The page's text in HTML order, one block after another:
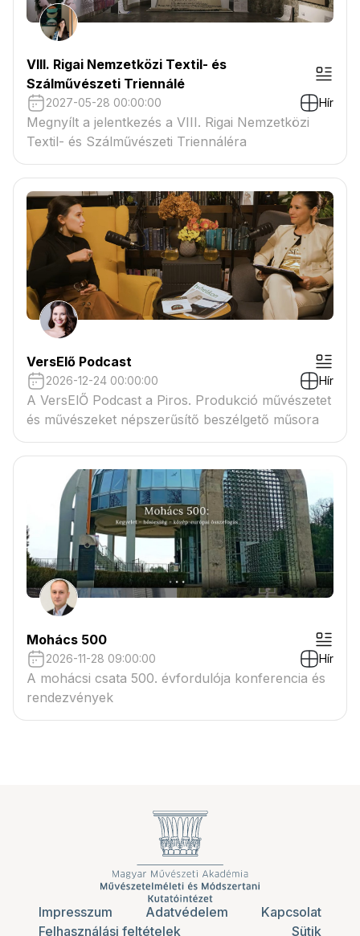
VIII. Rigai Nemzetközi Textil- és
Szálművészeti Triennálé
2027-05-28 00:00:00 Hír
Megnyílt a jelentkezés a VIII. Rigai Nemzetközi
Textil- és Szálművészeti Triennáléra
VersElő Podcast
2026-12-24 00:00:00 Hír
A VersElŐ Podcast a Piros. Produkció művészetet
és művészeket népszerűsítő beszélgető műsora
Mohács 500
2026-11-28 09:00:00 Hír
A mohácsi csata 500. évfordulója konferencia és
rendezvények
Impresszum Adatvédelem
Kapcsolat
Felhasználási feltételek
Sütik